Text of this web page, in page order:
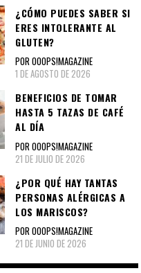
¿CÓMO PUEDES SABER SI
ERES INTOLERANTE AL
GLUTEN?
POR OOOPS!MAGAZINE
1 DE AGOSTO DE 2026
BENEFICIOS DE TOMAR
HASTA 5 TAZAS DE CAFÉ
AL DÍA
POR OOOPS!MAGAZINE
21 DE JULIO DE 2026
¿POR QUÉ HAY TANTAS
PERSONAS ALÉRGICAS A
LOS MARISCOS?
POR OOOPS!MAGAZINE
21 DE JUNIO DE 2026